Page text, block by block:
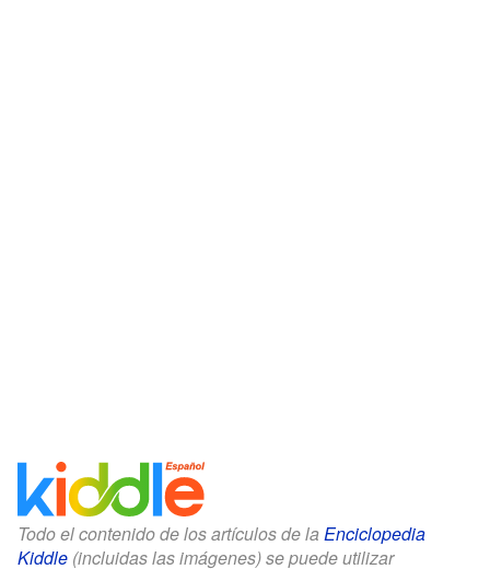
Todo el contenido de los artículos de la Enciclopedia
Kiddle (incluidas las imágenes) se puede utilizar